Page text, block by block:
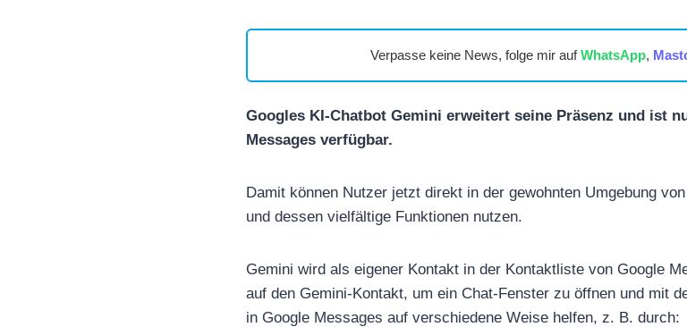
Verpasse keine News, folge mir aufWhatsApp,
Googles KI-Chatbot Gemini erweitert seine Präsenz und ist
Messages verfügbar.
Damit können Nutzer jetzt direkt in der gewohnten Umgebung
und dessen vielfältige Funktionen nutzen.
Gemini wird als eigener Kontakt in der Kontaktliste von Google
auf den Gemini-Kontakt, um ein Chat-Fenster zu öffnen und mit
in Google Messages auf verschiedene Weise helfen, z. B. durch: